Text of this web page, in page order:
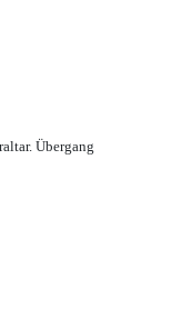
Übergang